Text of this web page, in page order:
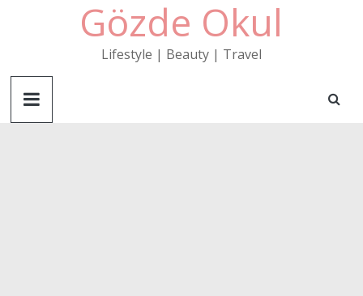
Gözde Okul
Lifestyle | Beauty | Travel